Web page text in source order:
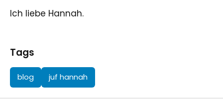
Ich liebe Hannah.
Tags
blog juf hannah